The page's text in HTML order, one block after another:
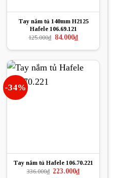
Tay nắm tủ 140mm H2125
Hafele 106.69.121
125.000₫ Giá
là:
84.000₫Giá
hiện
tại
84.000₫.
-34%
Tay nắm tủ Hafele 106.70.221
336.000₫ Giá
223.000₫Giá
hiện